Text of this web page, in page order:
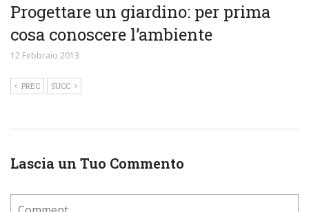
Progettare un giardino: per prima
cosa conoscere l’ambiente
12 Febbraio 2013
PREC SUCC
Lascia un Tuo Commento